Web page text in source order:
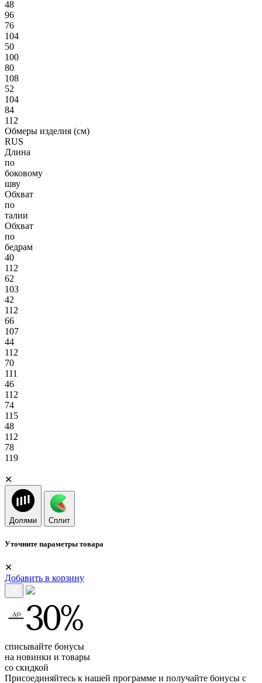
48
96
76
104
50
100
80
108
52
104
84
112
Обмеры изделия (см)
RUS
Длина
по
боковому
шву
Обхват
по
талии
Обхват
по
бедрам
40
112
62
103
42
112
66
107
44
112
70
111
46
112
74
115
48
112
78
119
✕
Долями Сплит
Уточните параметры товара
✕
Добавить в корзину
списывайте бонусы
на новинки и товары
со скидкой
Присоединяйтесь к нашей программе и получайте бонусы с